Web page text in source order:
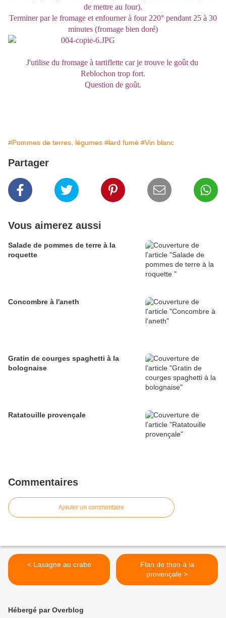
de mettre au four).
Terminer par le fromage et enfourner à four 220° pendant 25 à 30
minutes (fromage bien doré)
J'utilise du fromage à tartiflette car je trouve le goût du
Reblochon trop fort.
Question de goût.
#Pommes de terres, légumes #lard fumé #Vin blanc
Partager
Vous aimerez aussi
Salade de pommes de terre à la
roquette
Concombre à l'aneth
Gratin de courges spaghetti à la
bolognaise
Ratatouille provençale
Commentaires
Ajouter un commentaire
< Lasagne au crabe
Flan de thon à la
provençale >
Hébergé par Overblog